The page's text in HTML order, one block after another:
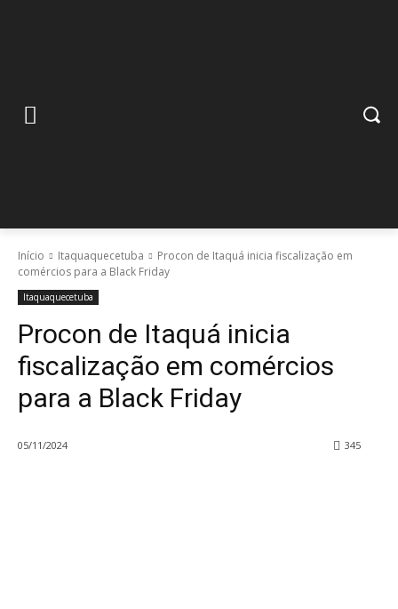
Início Itaquaquecetuba
Procon de Itaquá inicia fiscalização em
comércios para a Black Friday
Itaquaquecetuba
Procon de Itaquá inicia
fiscalização em comércios
para a Black Friday
05/11/2024 345